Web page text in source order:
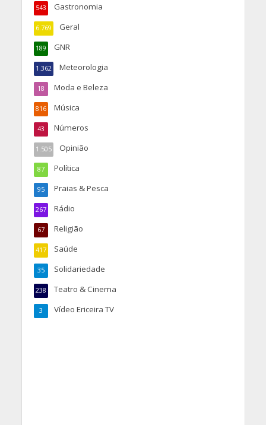
Gastronomia
543
Geral
6.769
GNR
189
Meteorologia
1.362
Moda e Beleza
18
Música
816
Números
43
Opinião
1.505
Política
87
Praias & Pesca
95
Rádio
267
Religião
67
Saúde
417
Solidariedade
35
Teatro & Cinema
238
Vídeo Ericeira TV
3